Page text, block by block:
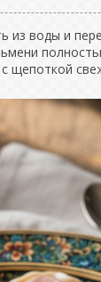
из воды и
щепоткой